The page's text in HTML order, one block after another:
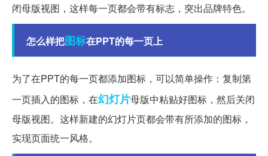
闭母版视图，这样每一页都会带有标志，突出品牌特色。
怎么样把图标在PPT的每一页上
为了在PPT的每一页都添加图标，可以简单操作：复制第
一页插入的图标，在幻灯片母版中粘贴好图标，然后关闭
母版视图。这样新建的幻灯片页都会带有所添加的图标，
实现页面统一风格。